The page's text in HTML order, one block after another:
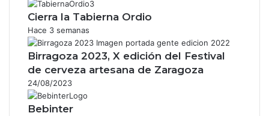
Cierra la Tabierna Ordio
Hace 3 semanas
Birragoza 2023, X edición del Festival
de cerveza artesana de Zaragoza
24/08/2023
Bebinter